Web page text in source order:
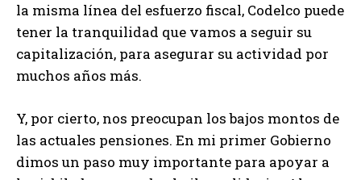
la misma línea del esfuerzo fiscal, Codelco puede
tener la tranquilidad que vamos a seguir su
capitalización, para asegurar su actividad por
muchos años más.
Y, por cierto, nos preocupan los bajos montos de
las actuales pensiones. En mi primer Gobierno
dimos un paso muy importante para apoyar a